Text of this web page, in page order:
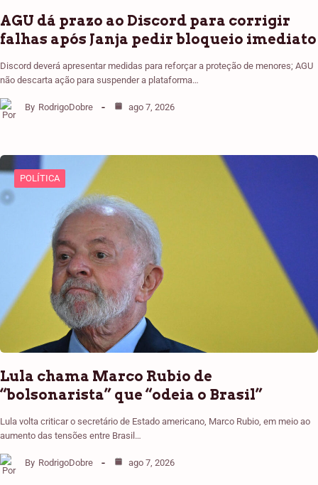
AGU dá prazo ao Discord para corrigir
falhas após Janja pedir bloqueio imediato
Discord deverá apresentar medidas para reforçar a proteção de menores; AGU
não descarta ação para suspender a plataforma…
By RodrigoDobre ago 7, 2026
POLÍTICA
Lula chama Marco Rubio de
“bolsonarista” que “odeia o Brasil”
Lula volta criticar o secretário de Estado americano, Marco Rubio, em meio ao
aumento das tensões entre Brasil…
By RodrigoDobre ago 7, 2026